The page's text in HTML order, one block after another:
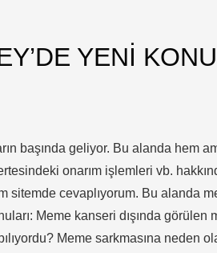
YENİ
başında geliyor. Bu alanda hem
onarım işlemleri vb.
cevaplıyorum. Bu alanda
Meme kanseri dışında görülen
Meme sarkmasına neden